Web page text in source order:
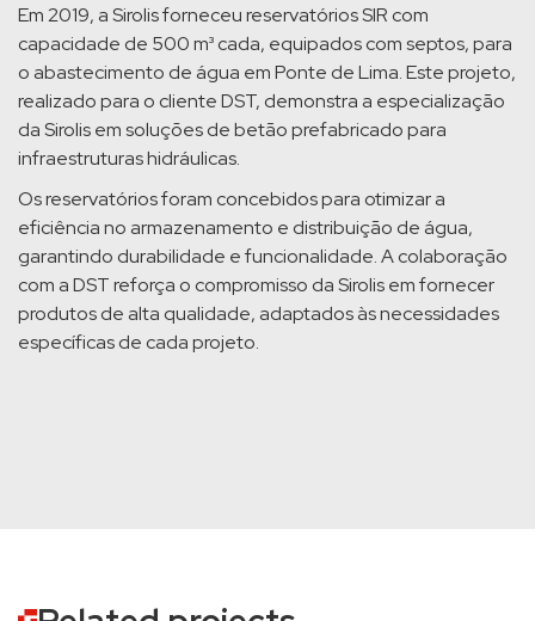
Em 2019, a Sirolis forneceu reservatórios SIR com
capacidade de 500 m³ cada, equipados com septos, para
o abastecimento de água em Ponte de Lima. Este projeto,
realizado para o cliente DST, demonstra a especialização
da Sirolis em soluções de betão prefabricado para
infraestruturas hidráulicas.
Os reservatórios foram concebidos para otimizar a
eficiência no armazenamento e distribuição de água,
garantindo durabilidade e funcionalidade. A colaboração
com a DST reforça o compromisso da Sirolis em fornecer
produtos de alta qualidade, adaptados às necessidades
específicas de cada projeto.